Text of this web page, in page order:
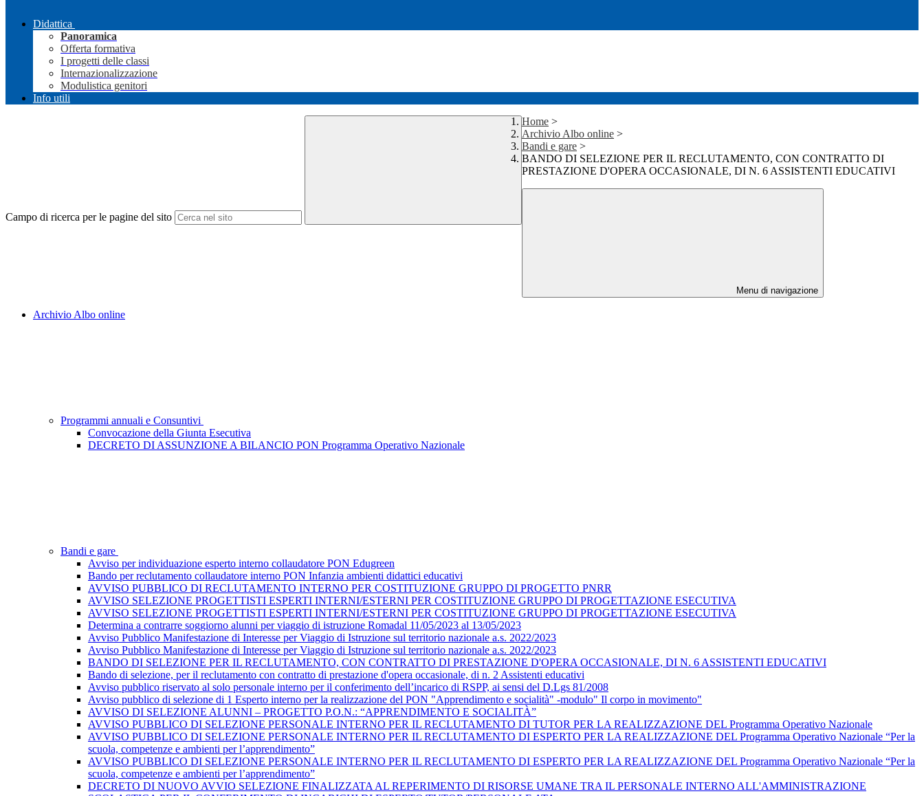
Didattica
Panoramica
Offerta formativa
I progetti delle classi
Internazionalizzazione
Modulistica genitori
Info utili
Campo di ricerca per le pagine del sito
Home >
Archivio Albo online >
Bandi e gare >
BANDO DI SELEZIONE PER IL RECLUTAMENTO, CON CONTRATTO DI
PRESTAZIONE D'OPERA OCCASIONALE, DI N. 6 ASSISTENTI EDUCATIVI
Menu di navigazione
Archivio Albo online
Programmi annuali e Consuntivi
Convocazione della Giunta Esecutiva
DECRETO DI ASSUNZIONE A BILANCIO PON Programma Operativo Nazionale
Bandi e gare
Avviso per individuazione esperto interno collaudatore PON Edugreen
Bando per reclutamento collaudatore interno PON Infanzia ambienti didattici educativi
AVVISO PUBBLICO DI RECLUTAMENTO INTERNO PER COSTITUZIONE GRUPPO DI PROGETTO PNRR
AVVISO SELEZIONE PROGETTISTI ESPERTI INTERNI/ESTERNI PER COSTITUZIONE GRUPPO DI PROGETTAZIONE ESECUTIVA
AVVISO SELEZIONE PROGETTISTI ESPERTI INTERNI/ESTERNI PER COSTITUZIONE GRUPPO DI PROGETTAZIONE ESECUTIVA
Determina a contrarre soggiorno alunni per viaggio di istruzione Romadal 11/05/2023 al 13/05/2023
Avviso Pubblico Manifestazione di Interesse per Viaggio di Istruzione sul territorio nazionale a.s. 2022/2023
Avviso Pubblico Manifestazione di Interesse per Viaggio di Istruzione sul territorio nazionale a.s. 2022/2023
BANDO DI SELEZIONE PER IL RECLUTAMENTO, CON CONTRATTO DI PRESTAZIONE D'OPERA OCCASIONALE, DI N. 6 ASSISTENTI EDUCATIVI
Bando di selezione, per il reclutamento con contratto di prestazione d'opera occasionale, di n. 2 Assistenti educativi
Avviso pubblico riservato al solo personale interno per il conferimento dell’incarico di RSPP, ai sensi del D.Lgs 81/2008
Avviso pubblico di selezione di 1 Esperto interno per la realizzazione del PON "Apprendimento e socialità" -modulo" Il corpo in movimento"
AVVISO DI SELEZIONE ALUNNI – PROGETTO P.O.N.: “APPRENDIMENTO E SOCIALITÀ”
AVVISO PUBBLICO DI SELEZIONE PERSONALE INTERNO PER IL RECLUTAMENTO DI TUTOR PER LA REALIZZAZIONE DEL Programma Operativo Nazionale
AVVISO PUBBLICO DI SELEZIONE PERSONALE INTERNO PER IL RECLUTAMENTO DI ESPERTO PER LA REALIZZAZIONE DEL Programma Operativo Nazionale “Per la
scuola, competenze e ambienti per l’apprendimento”
AVVISO PUBBLICO DI SELEZIONE PERSONALE INTERNO PER IL RECLUTAMENTO DI ESPERTO PER LA REALIZZAZIONE DEL Programma Operativo Nazionale “Per la
scuola, competenze e ambienti per l’apprendimento”
DECRETO DI NUOVO AVVIO SELEZIONE FINALIZZATA AL REPERIMENTO DI RISORSE UMANE TRA IL PERSONALE INTERNO ALL'AMMINISTRAZIONE